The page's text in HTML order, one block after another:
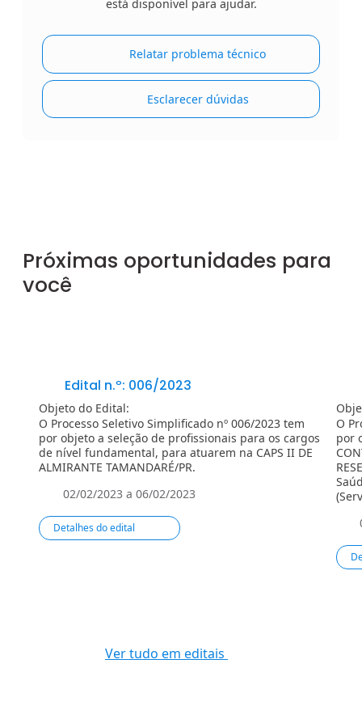
está disponível para ajudar.
Relatar problema técnico
Esclarecer dúvidas
Próximas oportunidades para
você
Edital n.º: 006/2023
Objeto do Edital:
O Processo Seletivo Simplificado nº 006/2023 tem
por objeto a seleção de profissionais para os cargos
de nível fundamental, para atuarem na CAPS II DE
ALMIRANTE TAMANDARÉ/PR.
02/02/2023 a 06/02/2023
Detalhes do edital
O
por
Ver tudo em editais